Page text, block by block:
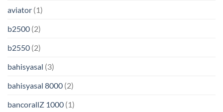
aviator (1)
b2500 (2)
b2550 (2)
bahisyasal (3)
bahisyasal 8000 (2)
bancorallZ 1000 (1)